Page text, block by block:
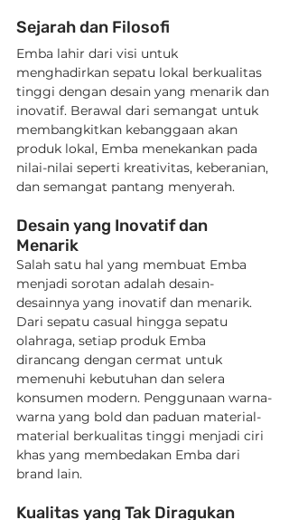
Sejarah dan Filosofi
Emba lahir dari visi untuk
menghadirkan sepatu lokal berkualitas
tinggi dengan desain yang menarik dan
inovatif. Berawal dari semangat untuk
membangkitkan kebanggaan akan
produk lokal, Emba menekankan pada
nilai-nilai seperti kreativitas, keberanian,
dan semangat pantang menyerah.
Desain yang Inovatif dan
Menarik
Salah satu hal yang membuat Emba
menjadi sorotan adalah desain-
desainnya yang inovatif dan menarik.
Dari sepatu casual hingga sepatu
olahraga, setiap produk Emba
dirancang dengan cermat untuk
memenuhi kebutuhan dan selera
konsumen modern. Penggunaan warna-
warna yang bold dan paduan material-
material berkualitas tinggi menjadi ciri
khas yang membedakan Emba dari
brand lain.
Kualitas yang Tak Diragukan